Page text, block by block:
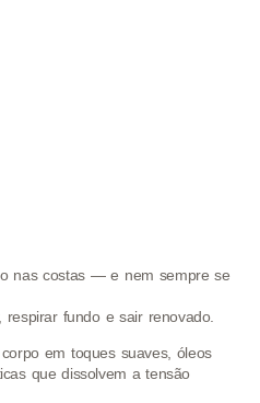
nas costas — e nem sempre se
fundo e sair renovado.
em toques suaves, óleos
que dissolvem a tensão